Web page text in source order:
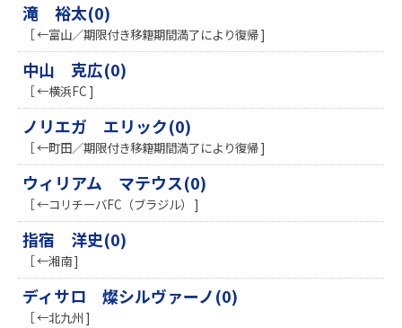
滝 裕太(0)
［ ←富山／期限付き移籍期間満了により復帰 ]
中山 克広(0)
［ ←横浜FC ]
ノリエガ エリック(0)
［ ←町田／期限付き移籍期間満了により復帰 ]
ウィリアム マテウス(0)
［ ←コリチーバFC（ブラジル） ]
指宿 洋史(0)
［ ←湘南 ]
ディサロ 燦シルヴァーノ(0)
［ ←北九州 ]